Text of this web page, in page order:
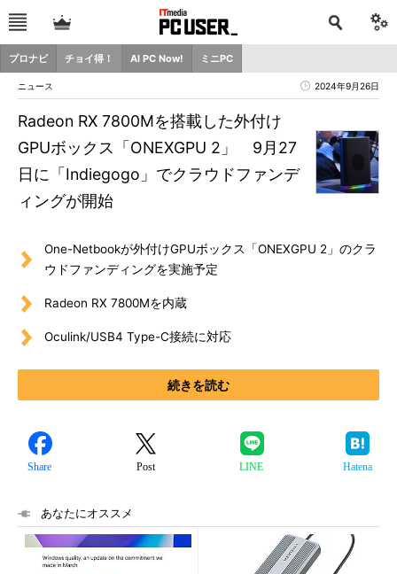
プロナビ チョイ得！ AI PC Now! ミニPC
ニュース 2024年9月26日
Radeon RX 7800Mを搭載した外付け
GPUボックス「ONEXGPU 2」 9月27
日に「Indiegogo」でクラウドファンデ
ィングが開始
One-Netbookが外付けGPUボックス「ONEXGPU 2」のクラ
ウドファンディングを実施予定
Radeon RX 7800Mを内蔵
Oculink/USB4 Type-C接続に対応
続きを読む
Share Post LINE Hatena
あなたにオススメ